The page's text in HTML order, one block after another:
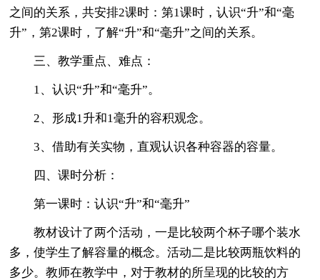
之间的关系，共安排2课时：第1课时，认识“升”和“毫
升”，第2课时，了解“升”和“毫升”之间的关系。
三、教学重点、难点：
1、认识“升”和“毫升”。
2、形成1升和1毫升的容积观念。
3、借助有关实物，直观认识各种容器的容量。
四、课时分析：
第一课时：认识“升”和“毫升”
教材设计了两个活动，一是比较两个杯子哪个装水
多，使学生了解容量的概念。活动二是比较两瓶饮料的
多少。教师在教学中，对于教材的所呈现的比较的方